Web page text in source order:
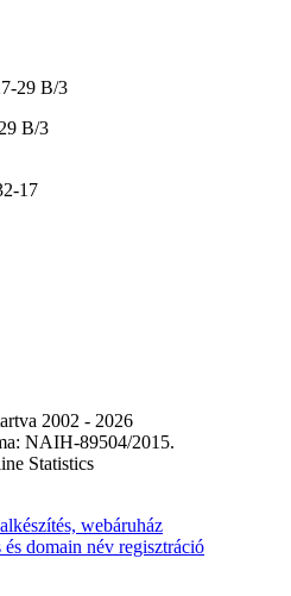
B/3
17
2002 - 2026
NAIH-89504/2015.